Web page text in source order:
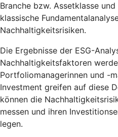
Branche bzw. Assetklasse
klassische
Nachhaltigkeitsrisiken.
Die Ergebnisse der ESG-
Nachhaltigkeitsfaktoren
Portfoliomanagerinnen und -
Investment greifen auf diese
können die
messen und ihren
legen.